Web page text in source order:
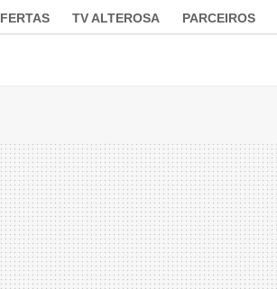
TV ALTEROSA PARCEIROS